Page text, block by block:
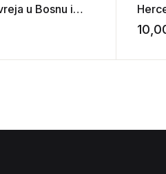
u Bosnu i
Add to wishlist